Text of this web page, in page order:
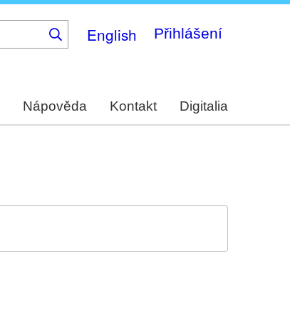
English Přihlášení
Nápověda Kontakt Digitalia